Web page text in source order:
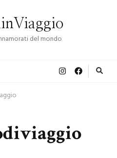
del mondo